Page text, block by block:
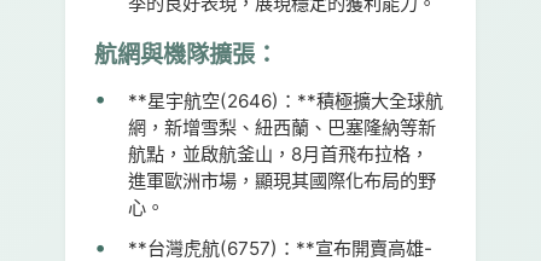
航網與機隊擴張：
**星宇航空(2646)：**積極擴大全球航
網，新增雪梨、紐西蘭、巴塞隆納等新
航點，並啟航釜山，8月首飛布拉格，
進軍歐洲市場，顯現其國際化布局的野
心。
**台灣虎航(6757)：**宣布開賣高雄-